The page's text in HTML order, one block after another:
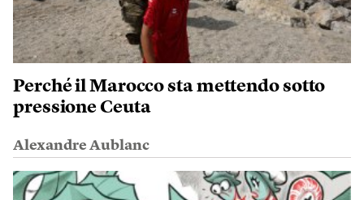
Perché il Marocco sta mettendo sotto
pressione Ceuta
Alexandre Aublanc